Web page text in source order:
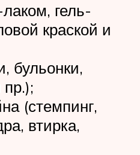
гель-
краской и
бульонки,
(стемпинг,
втирка,